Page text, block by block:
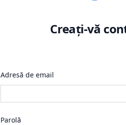
Creați-vă
Adresă de email
Parolă